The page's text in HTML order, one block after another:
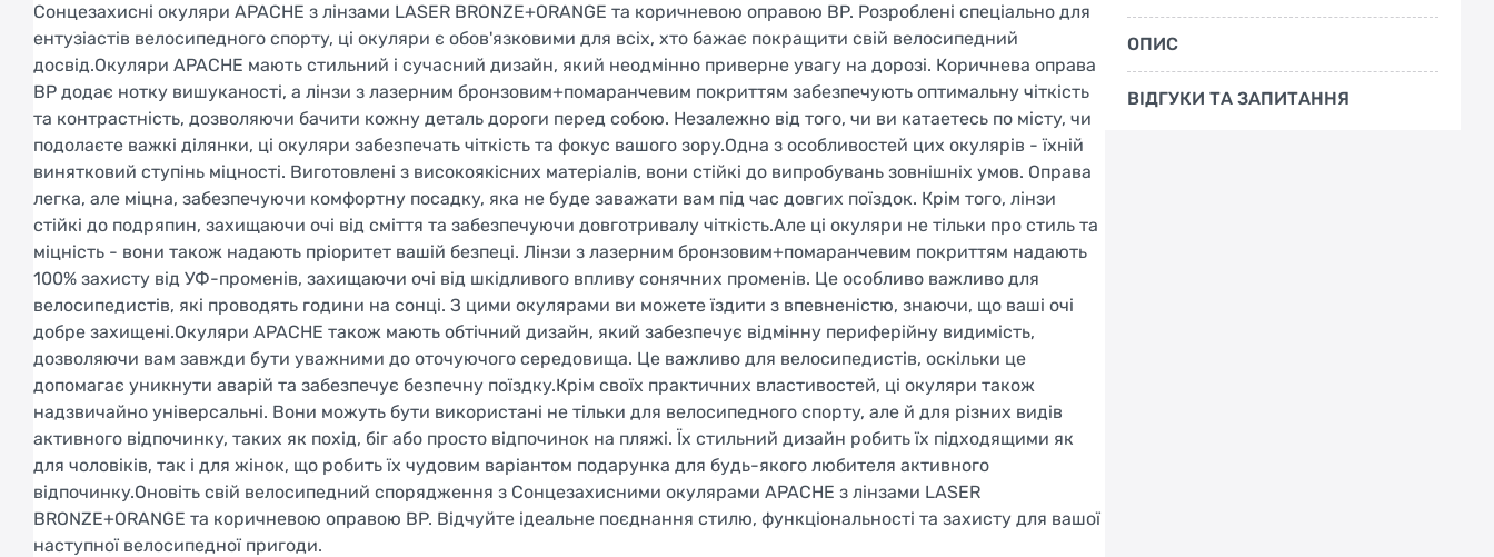
Сонцезахисні окуляри APACHE з лінзами LASER BRONZE+ORANGE та коричневою оправою BP. Розроблені спеціально для
ентузіастів велосипедного спорту, ці окуляри є обов'язковими для всіх, хто бажає покращити свій велосипедний
досвід.Окуляри APACHE мають стильний і сучасний дизайн, який неодмінно приверне увагу на дорозі. Коричнева оправа
BP додає нотку вишуканості, а лінзи з лазерним бронзовим+помаранчевим покриттям забезпечують оптимальну чіткість
та контрастність, дозволяючи бачити кожну деталь дороги перед собою. Незалежно від того, чи ви катаетесь по місту, чи
подолаєте важкі ділянки, ці окуляри забезпечать чіткість та фокус вашого зору.Одна з особливостей цих окулярів - їхній
винятковий ступінь міцності. Виготовлені з високоякісних матеріалів, вони стійкі до випробувань зовнішніх умов. Оправа
легка, але міцна, забезпечуючи комфортну посадку, яка не буде заважати вам під час довгих поїздок. Крім того, лінзи
стійкі до подряпин, захищаючи очі від сміття та забезпечуючи довготривалу чіткість.Але ці окуляри не тільки про стиль та
міцність - вони також надають пріоритет вашій безпеці. Лінзи з лазерним бронзовим+помаранчевим покриттям надають
100% захисту від УФ-променів, захищаючи очі від шкідливого впливу сонячних променів. Це особливо важливо для
велосипедистів, які проводять години на сонці. З цими окулярами ви можете їздити з впевненістю, знаючи, що ваші очі
добре захищені.Окуляри APACHE також мають обтічний дизайн, який забезпечує відмінну периферійну видимість,
дозволяючи вам завжди бути уважними до оточуючого середовища. Це важливо для велосипедистів, оскільки це
допомагає уникнути аварій та забезпечує безпечну поїздку.Крім своїх практичних властивостей, ці окуляри також
надзвичайно універсальні. Вони можуть бути використані не тільки для велосипедного спорту, але й для різних видів
активного відпочинку, таких як похід, біг або просто відпочинок на пляжі. Їх стильний дизайн робить їх підходящими як
для чоловіків, так і для жінок, що робить їх чудовим варіантом подарунка для будь-якого любителя активного
відпочинку.Оновіть свій велосипедний спорядження з Сонцезахисними окулярами APACHE з лінзами LASER
BRONZE+ORANGE та коричневою оправою BP. Відчуйте ідеальне поєднання стилю, функціональності та захисту для вашої
наступної велосипедної пригоди.
ОПИС
ВІДГУКИ ТА ЗАПИТАННЯ